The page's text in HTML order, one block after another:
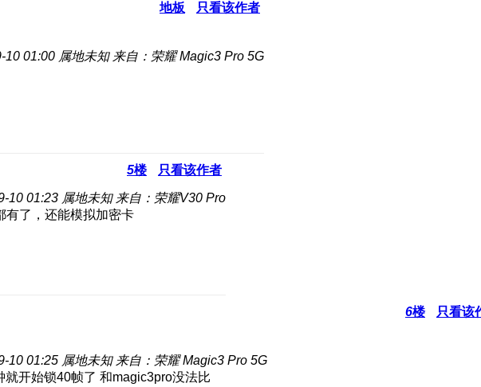
地板 只看该作者
10 01:00 属地未知 来自：荣耀 Magic3 Pro 5G
5楼 只看该作者
10 01:23 属地未知 来自：荣耀V30 Pro
有了，还能模拟加密卡
6楼 只看该
10 01:25 属地未知 来自：荣耀 Magic3 Pro 5G
开始锁40帧了 和magic3pro没法比